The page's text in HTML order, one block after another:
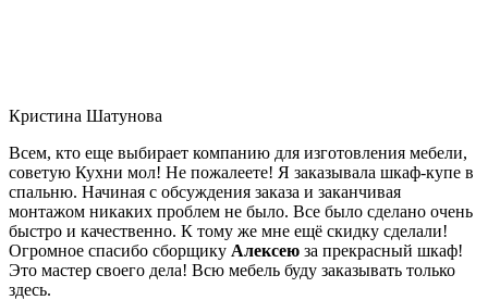
Кристина Шатунова
Всем, кто еще выбирает компанию для изготовления мебели,
советую Кухни мол! Не пожалеете! Я заказывала шкаф-купе в
спальню. Начиная с обсуждения заказа и заканчивая
монтажом никаких проблем не было. Все было сделано очень
быстро и качественно. К тому же мне ещё скидку сделали!
Огромное спасибо сборщику Алексею за прекрасный шкаф!
Это мастер своего дела! Всю мебель буду заказывать только
здесь.